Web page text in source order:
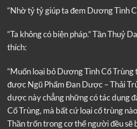
“Nhờ tỷ tỷ giúp ta đem Dương Tình
“Ta không có biện pháp.” Tần Thuỷ
thích:
“Muốn loại bỏ Dương Tình Cổ Trùng
được Ngũ Phẩm Đan Dược – Thải
dược này chẳng những có tác dụng
Cổ Trùng, mà bất cứ loại cổ trùng
Thần trốn trong cơ thể người đều sẽ